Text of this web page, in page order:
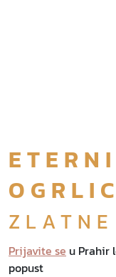
Prijavite se u Prahir
popust